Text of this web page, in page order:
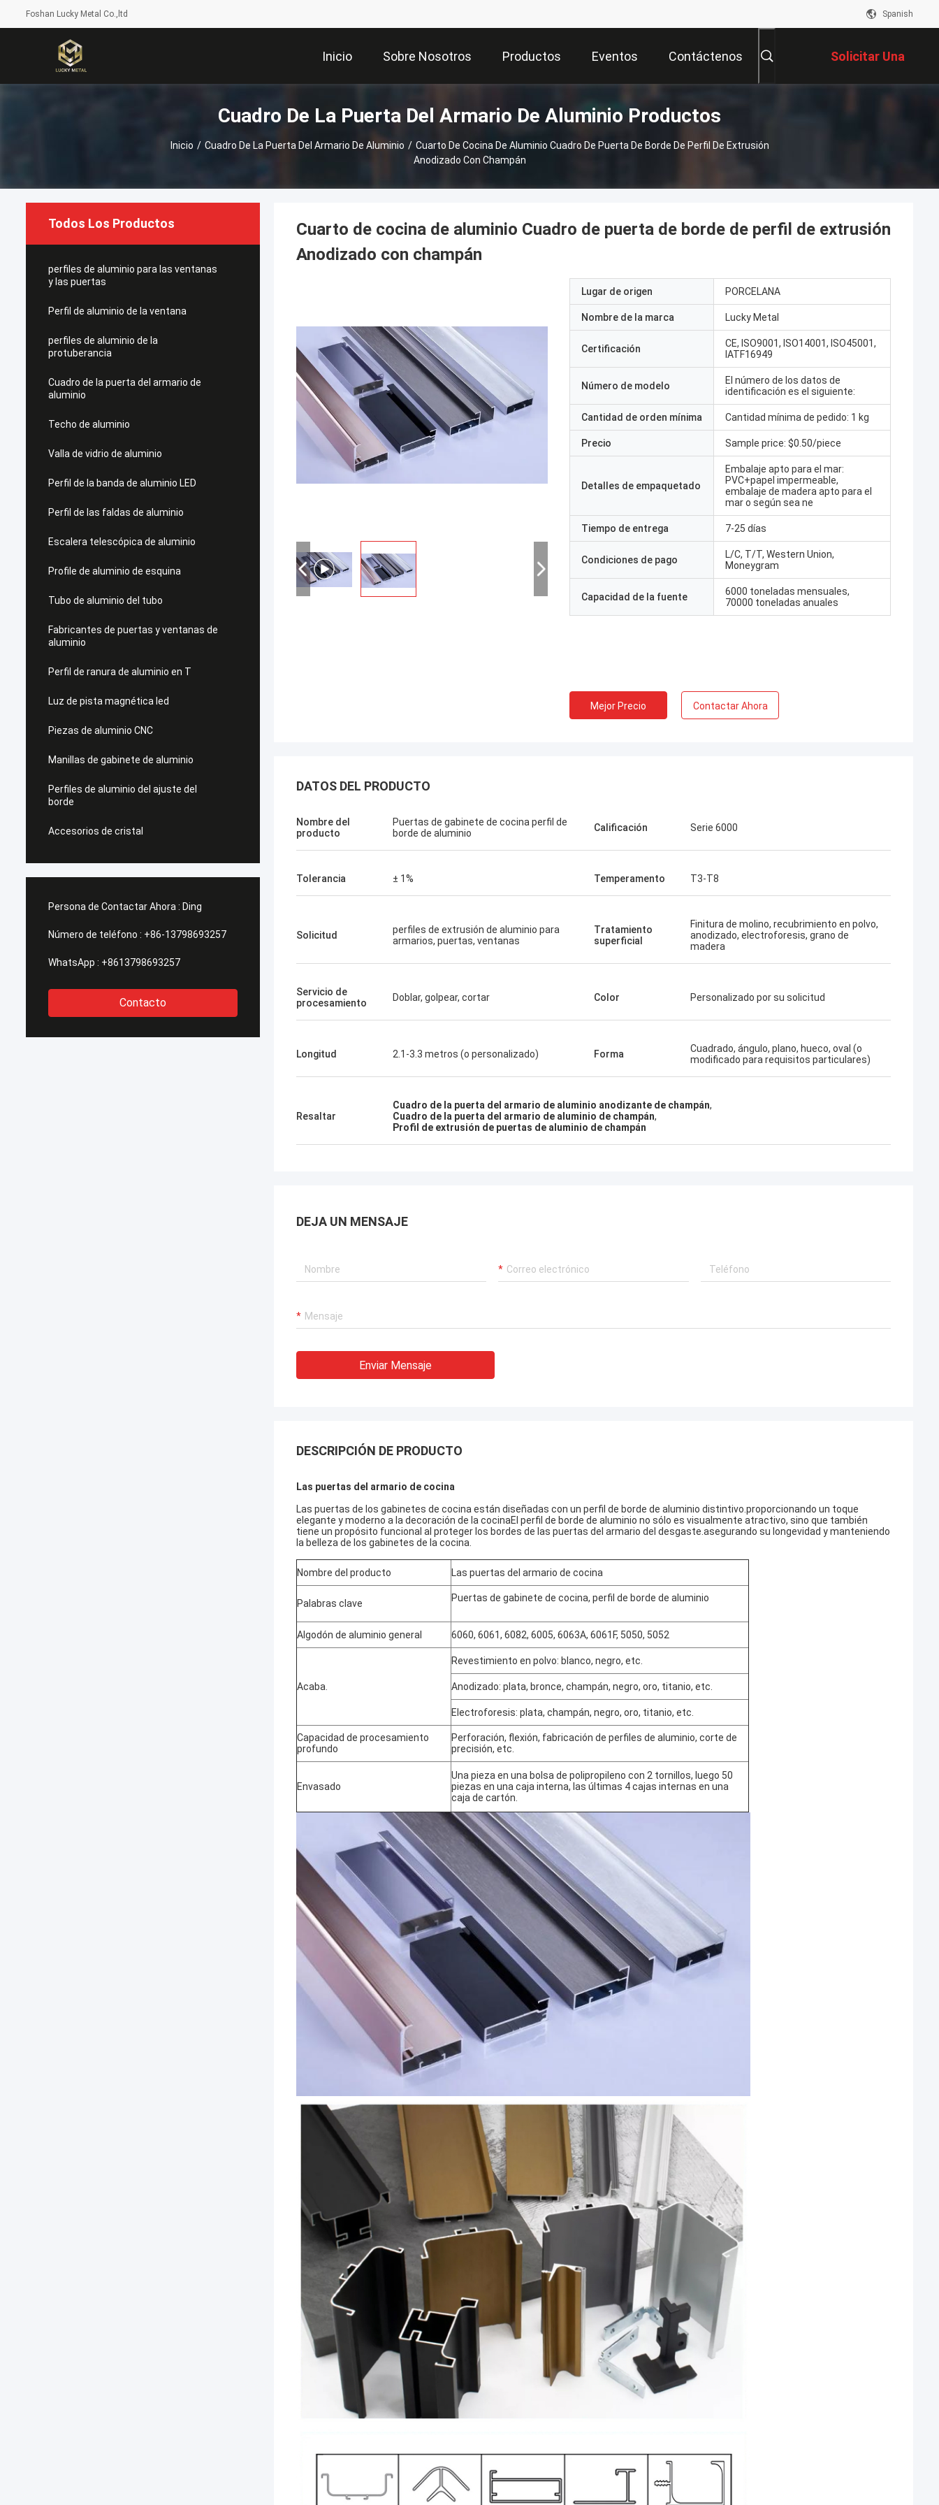
Foshan Lucky Metal Co.,ltd Spanish
Inicio Sobre Nosotros Productos Eventos Contáctenos Solicitar Una
Cotización
Cuadro De La Puerta Del Armario De Aluminio Productos
Inicio / Cuadro De La Puerta Del Armario De Aluminio / Cuarto De Cocina De Aluminio Cuadro De Puerta De Borde De Perfil De Extrusión
Anodizado Con Champán
Todos Los Productos
perfiles de aluminio para las ventanas
y las puertas
Perfil de aluminio de la ventana
perfiles de aluminio de la
protuberancia
Cuadro de la puerta del armario de
aluminio
Techo de aluminio
Valla de vidrio de aluminio
Perfil de la banda de aluminio LED
Perfil de las faldas de aluminio
Escalera telescópica de aluminio
Profile de aluminio de esquina
Tubo de aluminio del tubo
Fabricantes de puertas y ventanas de
aluminio
Perfil de ranura de aluminio en T
Luz de pista magnética led
Piezas de aluminio CNC
Manillas de gabinete de aluminio
Perfiles de aluminio del ajuste del
borde
Accesorios de cristal
Persona de Contactar Ahora : Ding
Número de teléfono : +86-13798693257
WhatsApp : +8613798693257
Contacto
Cuarto de cocina de aluminio Cuadro de puerta de borde de perfil de extrusión
Anodizado con champán
Lugar de origen PORCELANA
Nombre de la marca Lucky Metal
Certificación
CE, ISO9001, ISO14001, ISO45001,
IATF16949
Número de modelo
El número de los datos de
identificación es el siguiente:
Cantidad de orden mínima Cantidad mínima de pedido: 1 kg
Precio Sample price: $0.50/piece
Detalles de empaquetado
Embalaje apto para el mar:
PVC+papel impermeable,
embalaje de madera apto para el
mar o según sea ne
Tiempo de entrega 7-25 días
Condiciones de pago
L/C, T/T, Western Union,
Moneygram
Capacidad de la fuente
6000 toneladas mensuales,
70000 toneladas anuales
Mejor Precio Contactar Ahora
DATOS DEL PRODUCTO
Nombre del
producto
Puertas de gabinete de cocina perfil de
borde de aluminio
Calificación Serie 6000
Tolerancia ± 1% Temperamento T3-T8
Solicitud
perfiles de extrusión de aluminio para
armarios, puertas, ventanas
Tratamiento
superficial
Finitura de molino, recubrimiento en polvo,
anodizado, electroforesis, grano de
madera
Servicio de
procesamiento
Doblar, golpear, cortar Color Personalizado por su solicitud
Longitud 2.1-3.3 metros (o personalizado) Forma
Cuadrado, ángulo, plano, hueco, oval (o
modificado para requisitos particulares)
Resaltar
Cuadro de la puerta del armario de aluminio anodizante de champán,
Cuadro de la puerta del armario de aluminio de champán,
Profil de extrusión de puertas de aluminio de champán
DEJA UN MENSAJE
Enviar Mensaje
DESCRIPCIÓN DE PRODUCTO
Las puertas del armario de cocina
Las puertas de los gabinetes de cocina están diseñadas con un perfil de borde de aluminio distintivo.proporcionando un toque
elegante y moderno a la decoración de la cocinaEl perfil de borde de aluminio no sólo es visualmente atractivo, sino que también
tiene un propósito funcional al proteger los bordes de las puertas del armario del desgaste.asegurando su longevidad y manteniendo
la belleza de los gabinetes de la cocina.
Nombre del producto Las puertas del armario de cocina
Palabras clave Puertas de gabinete de cocina, perfil de borde de aluminio
Algodón de aluminio general 6060, 6061, 6082, 6005, 6063A, 6061F, 5050, 5052
Acaba.
Revestimiento en polvo: blanco, negro, etc.
Anodizado: plata, bronce, champán, negro, oro, titanio, etc.
Electroforesis: plata, champán, negro, oro, titanio, etc.
Capacidad de procesamiento
profundo
Perforación, flexión, fabricación de perfiles de aluminio, corte de
precisión, etc.
Envasado
Una pieza en una bolsa de polipropileno con 2 tornillos, luego 50
piezas en una caja interna, las últimas 4 cajas internas en una
caja de cartón.